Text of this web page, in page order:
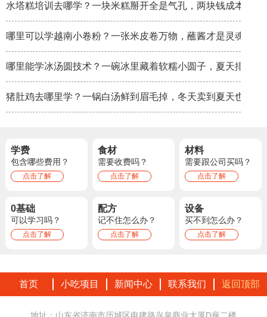
水塔糕培训去哪学？一块米糕掰开全是气孔，两块钱成本卖八
哪里可以学越南小卷粉？一张米皮卷万物，蘸酱才是灵魂
哪里能学冰汤圆技术？一碗冰里藏着软糯小圆子，夏天排队排
猪肚鸡去哪里学？一锅白汤鲜到眉毛掉，冬天卖到夏天也不淡
学费
包含哪些费用？
点击了解
食材
需要收费吗？
点击了解
材料
需要跟公司买吗？
点击了解
0基础
可以学习吗？
点击了解
配方
记不住怎么办？
点击了解
设备
买不到怎么办？
点击了解
首页 小吃项目 新闻中心 联系我们 返回顶部